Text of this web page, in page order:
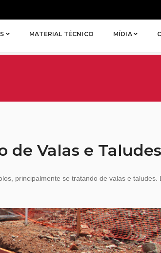
MATERIAL TÉCNICO MÍDIA
de Valas e Taludes
principalmente se tratando de valas e taludes.